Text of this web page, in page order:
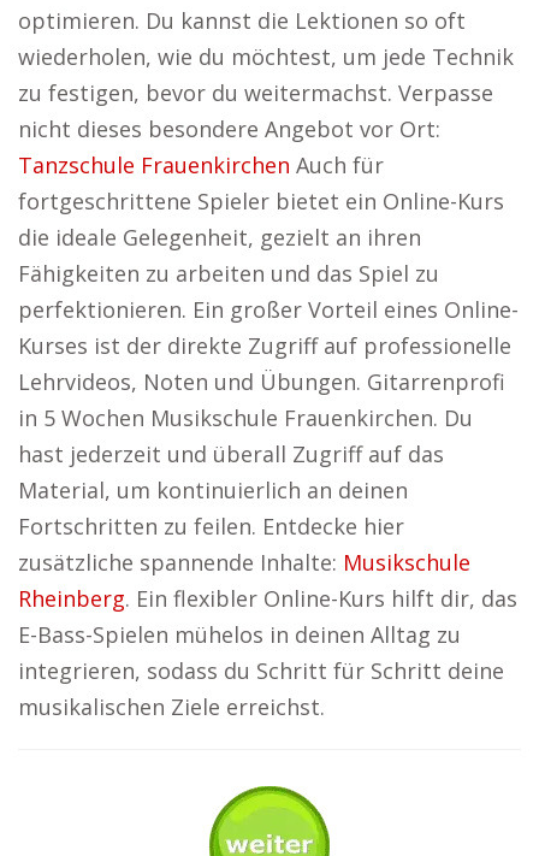
optimieren. Du kannst die Lektionen so oft
wiederholen, wie du möchtest, um jede Technik
zu festigen, bevor du weitermachst. Verpasse
nicht dieses besondere Angebot vor Ort:
Tanzschule Frauenkirchen Auch für
fortgeschrittene Spieler bietet ein Online-Kurs
die ideale Gelegenheit, gezielt an ihren
Fähigkeiten zu arbeiten und das Spiel zu
perfektionieren. Ein großer Vorteil eines Online-
Kurses ist der direkte Zugriff auf professionelle
Lehrvideos, Noten und Übungen. Gitarrenprofi
in 5 Wochen Musikschule Frauenkirchen. Du
hast jederzeit und überall Zugriff auf das
Material, um kontinuierlich an deinen
Fortschritten zu feilen. Entdecke hier
zusätzliche spannende Inhalte: Musikschule
Rheinberg. Ein flexibler Online-Kurs hilft dir, das
E-Bass-Spielen mühelos in deinen Alltag zu
integrieren, sodass du Schritt für Schritt deine
musikalischen Ziele erreichst.